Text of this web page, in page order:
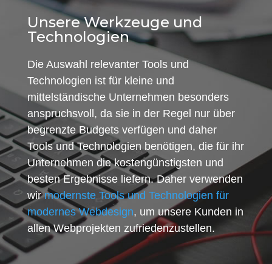
Unsere Werkzeuge und
Technologien
Die Auswahl relevanter Tools und
Technologien ist für kleine und
mittelständische Unternehmen besonders
anspruchsvoll, da sie in der Regel nur über
begrenzte Budgets verfügen und daher
Tools und Technologien benötigen, die für ihr
Unternehmen die kostengünstigsten und
besten Ergebnisse liefern. Daher verwenden
wirmodernste Tools und Technologien für
modernes Webdesign, um unsere Kunden in
allen Webprojekten zufriedenzustellen.